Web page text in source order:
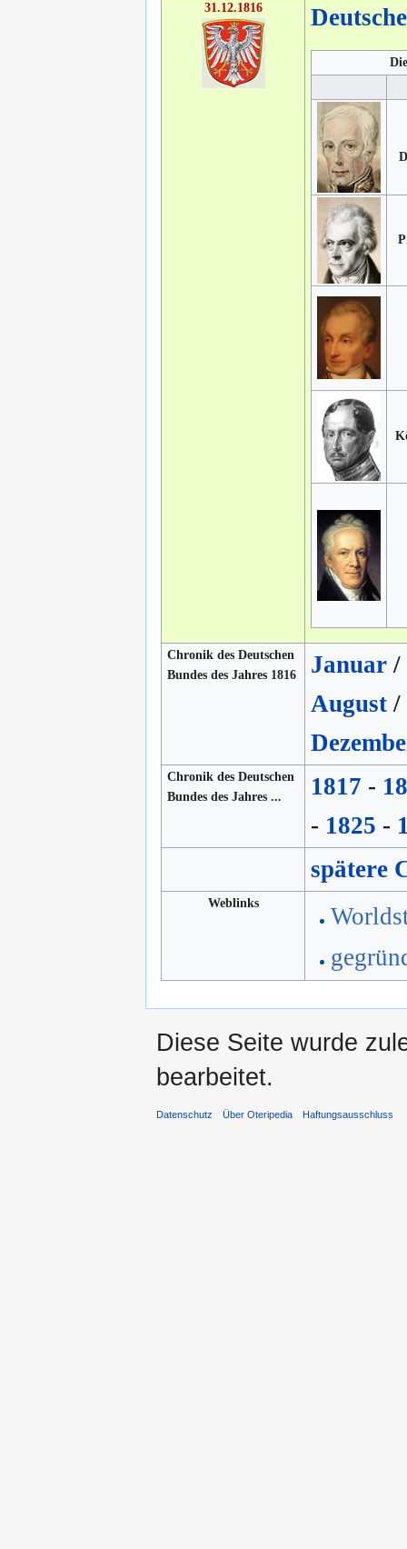
31.12.1816
Chronik des Deutschen
Bundes des Jahres 1816
Januar/
August/
Chronik des Deutschen
Bundes des Jahres ...
1817 -
- 1825 -
spätere
Weblinks
Diese Seite wurde
bearbeitet.
Datenschutz Über Oteripedia Haftungsausschluss